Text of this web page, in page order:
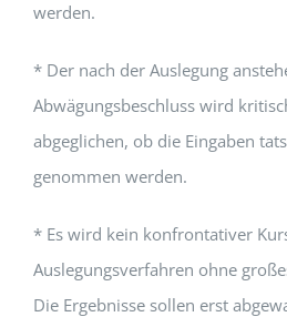
werden.
* Der nach der Auslegung
Abwägungsbeschluss wird
abgeglichen, ob die Eingaben
genommen werden.
* Es wird kein konfrontativer
Auslegungsverfahren ohne
Die Ergebnisse sollen erst